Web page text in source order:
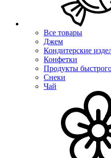
Все товары
Джем
Кондитерские
Конфетки
Продукты
Снеки
Чай